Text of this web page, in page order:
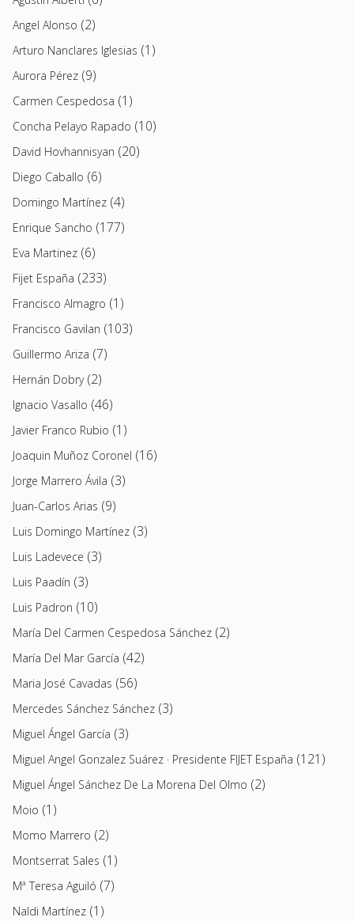
Angel Alonso (2)
Arturo Nanclares Iglesias (1)
Aurora Pérez (9)
Carmen Cespedosa (1)
Concha Pelayo Rapado (10)
David Hovhannisyan (20)
Diego Caballo (6)
Domingo Martínez (4)
Enrique Sancho (177)
Eva Martinez (6)
Fijet España (233)
Francisco Almagro (1)
Francisco Gavilan (103)
Guillermo Ariza (7)
Hernán Dobry(2)
Ignacio Vasallo (46)
Javier Franco Rubio (1)
Joaquin Muñoz Coronel (16)
Jorge Marrero Ávila (3)
Juan-Carlos Arias (9)
Luis Domingo Martínez (3)
Luis Ladevece (3)
Luis Paadín (3)
Luis Padron (10)
María Del Carmen Cespedosa Sánchez (2)
María Del Mar García (42)
Maria José Cavadas (56)
Mercedes Sánchez Sánchez (3)
Miguel Ángel García (3)
Miguel Angel Gonzalez Suárez · Presidente FIJET España (121)
Miguel Ángel Sánchez De La Morena Del Olmo (2)
Moio (1)
Momo Marrero (2)
Montserrat Sales (1)
Mª Teresa Aguiló (7)
Naldi Martínez (1)